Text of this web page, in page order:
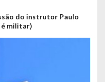
do instrutor Paulo
é militar)